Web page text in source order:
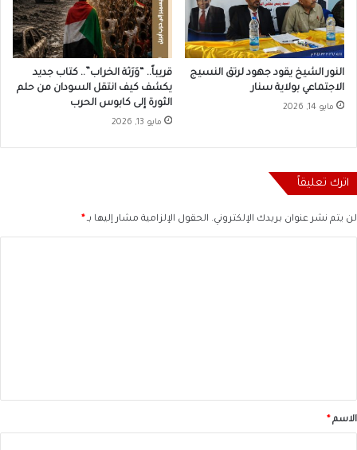
النور الشيخ يقود جهود لرتق النسيج
الاجتماعي بولاية سنار
مايو 14, 2026
قريباً.. “وَرَثة الخراب”.. كتاب جديد
يكشف كيف انتقل السودان من حلم
الثورة إلى كابوس الحرب
مايو 13, 2026
اترك تعليقاً
لن يتم نشر عنوان بريدك الإلكتروني. الحقول الإلزامية مشار إليها بـ*
*الاسم*